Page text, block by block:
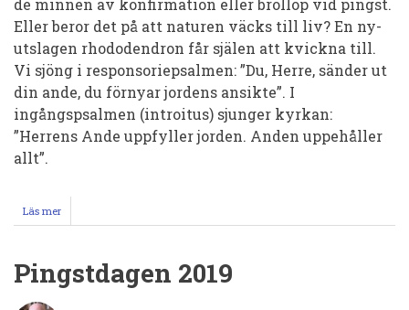
de min­nen av konfirmation eller bröl­lop vid pingst.
Eller beror det på att naturen väcks till liv? En ny­
ut­sla­gen rho­­dodend­ron får själen att kvickna till.
Vi sjöng i responsoriepsal­men: ”Du, Herre, sänder ut
din an­de, du förnyar jordens ansikte”. I
ingångspsalmen (introi­tus) sjunger kyrkan:
”Herrens Ande uppfyller jorden. Anden uppe­hål­ler
allt”.
Läs mer
Predikan
Pingstdagen 2019